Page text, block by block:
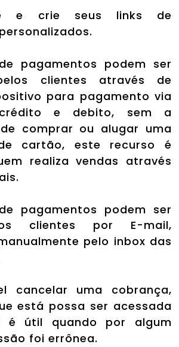
e crie seus links de
pagamentos podem ser
clientes através de
para pagamento via
e debito, sem a
comprar ou alugar uma
cartão, este recurso é
realiza vendas através
pagamentos podem ser
clientes por E-mail,
pelo inbox das
cancelar uma cobrança,
está possa ser acessada
é útil quando por algum
foi errônea.